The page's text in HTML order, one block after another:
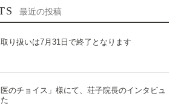
最近の投稿
り扱いは7月31日で終了となります
医のチョイス」様にて、荘子院長のインタビュ